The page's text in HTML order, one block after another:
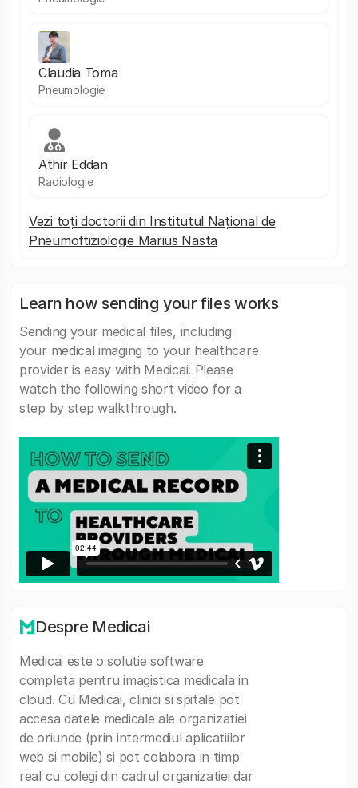
Claudia Toma
Pneumologie
Athir Eddan
Radiologie
Vezi toți doctorii din Institutul Național de
Pneumoftiziologie Marius Nasta
Learn how sending your files works
Sending your medical files, including
your medical imaging to your healthcare
provider is easy with Medicai. Please
watch the following short video for a
step by step walkthrough.
Despre Medicai
Medicai este o solutie software
completa pentru imagistica medicala in
cloud. Cu Medicai, clinici si spitale pot
accesa datele medicale ale organizatiei
de oriunde (prin intermediul aplicatiilor
web si mobile) si pot colabora in timp
real cu colegi din cadrul organizatiei dar